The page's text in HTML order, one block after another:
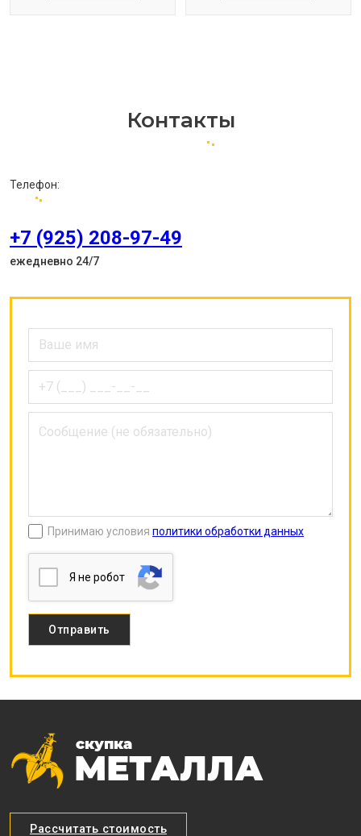
Контакты
Телефон:
+7 (925) 208-97-49
ежедневно 24/7
Принимаю условия политики обработки данных
Я нe poбoт
Рассчитать стоимость